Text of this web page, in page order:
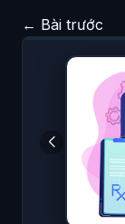
← Bài trước